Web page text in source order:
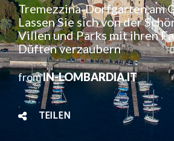
Tremezzina-Dorfgarten am
Lassen Sie sich von der
Villen und Parks mit ihren
Düften verzaubern
fromIN-LOMBARDIA.IT
TEILEN